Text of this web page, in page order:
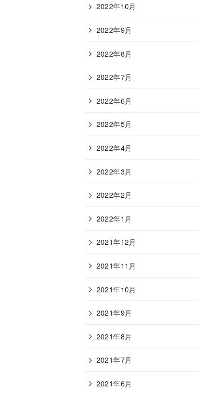
2022年10月
2022年9月
2022年8月
2022年7月
2022年6月
2022年5月
2022年4月
2022年3月
2022年2月
2022年1月
2021年12月
2021年11月
2021年10月
2021年9月
2021年8月
2021年7月
2021年6月